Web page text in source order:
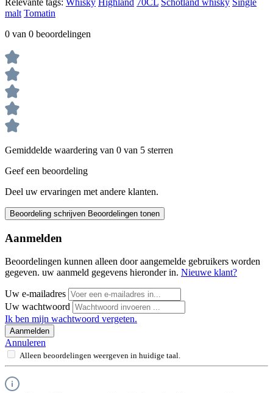
malt Tomatin
0 van 0 beoordelingen
Gemiddelde waardering van 0 van 5 sterren
Geef een beoordeling
Deel uw ervaringen met andere klanten.
Beoordeling schrijven Beoordelingen tonen
Aanmelden
Beoordelingen kunnen alleen door aangemelde gebruikers worden
gegeven. uw aanmeld gegevens hieronder in. Nieuwe klant?
Uw e-mailadres
Uw wachtwoord
Ik ben mijn wachtwoord vergeten.
Aanmelden
Annuleren
Alleen beoordelingen weergeven in huidige taal.